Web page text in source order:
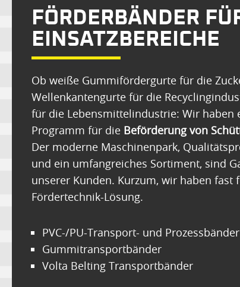
FÖRDERBÄNDER
EINSATZBEREICHE
Ob weiße Gummifördergurte für die
Wellenkantengurte für die
für die Lebensmittelindustrie: Wir haben
Programm für die Beförderung von
Der moderne Maschinenpark,
und ein umfangreiches Sortiment, sind
unserer Kunden. Kurzum, wir haben fast
Fördertechnik-Lösung.
PVC-/PU-Transport- und Prozessbänder
Gummitransportbänder
Volta Belting Transportbänder